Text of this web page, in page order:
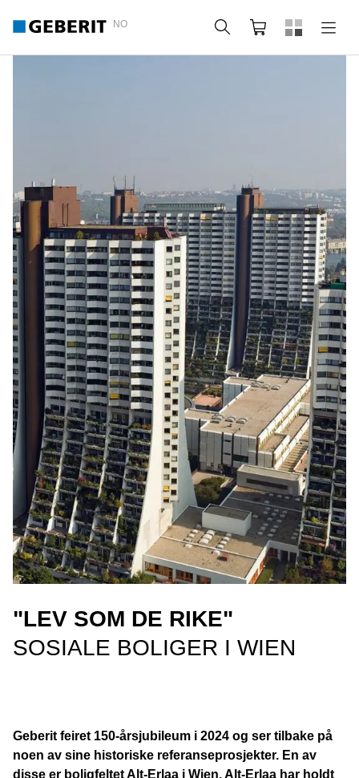
NO Søk Handlekurv
"LEV SOM DE RIKE"
SOSIALE BOLIGER I WIEN
Geberit feiret 150-årsjubileum i 2024 og ser tilbake på
noen av sine historiske referanseprosjekter. En av
disse er boligfeltet Alt-Erlaa i Wien. Alt-Erlaa har holdt